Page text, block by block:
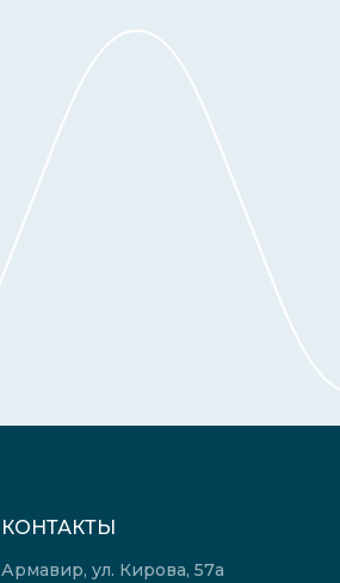
КОНТАКТЫ
Армавир, ул. Кирова, 57а